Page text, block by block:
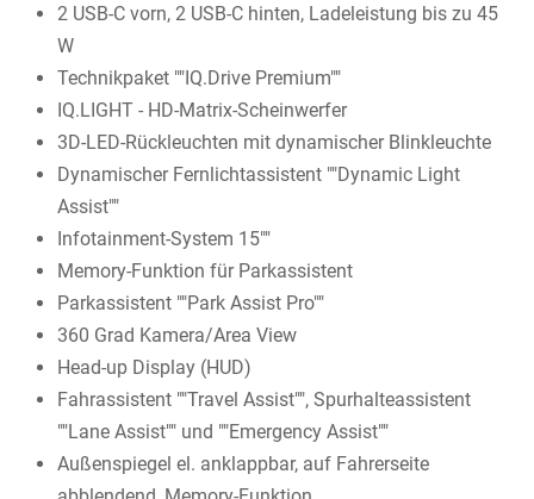
2 USB-C vorn, 2 USB-C hinten, Ladeleistung bis zu 45
W
Technikpaket ""IQ.Drive Premium""
IQ.LIGHT - HD-Matrix-Scheinwerfer
3D-LED-Rückleuchten mit dynamischer Blinkleuchte
Dynamischer Fernlichtassistent ""Dynamic Light
Assist""
Infotainment-System 15""
Memory-Funktion für Parkassistent
Parkassistent ""Park Assist Pro""
360 Grad Kamera/Area View
Head-up Display (HUD)
Fahrassistent ""Travel Assist"", Spurhalteassistent
""Lane Assist"" und ""Emergency Assist""
Außenspiegel el. anklappbar, auf Fahrerseite